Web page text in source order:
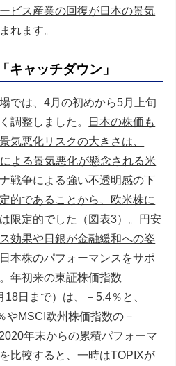
ビス産業の回復が日本の景気
れます。
キャッチダウン」
では、4月の初めから5月上旬
調整しました。
日本の株価も
気悪化リスクの大きさは、
よる景気悪化が懸念される米
戦争による強い不透明感の下
的であることから、欧米株に
限定的でした（図表3）。円安
効果や日銀が金融緩和への姿
本株のパフォーマンスをサポ
。年初来の東証株価指数
18日まで）は、－5.4％と、
やMSCI欧州株価指数の－
年末からの累積パフォーマ
比較すると、一時はTOPIXが